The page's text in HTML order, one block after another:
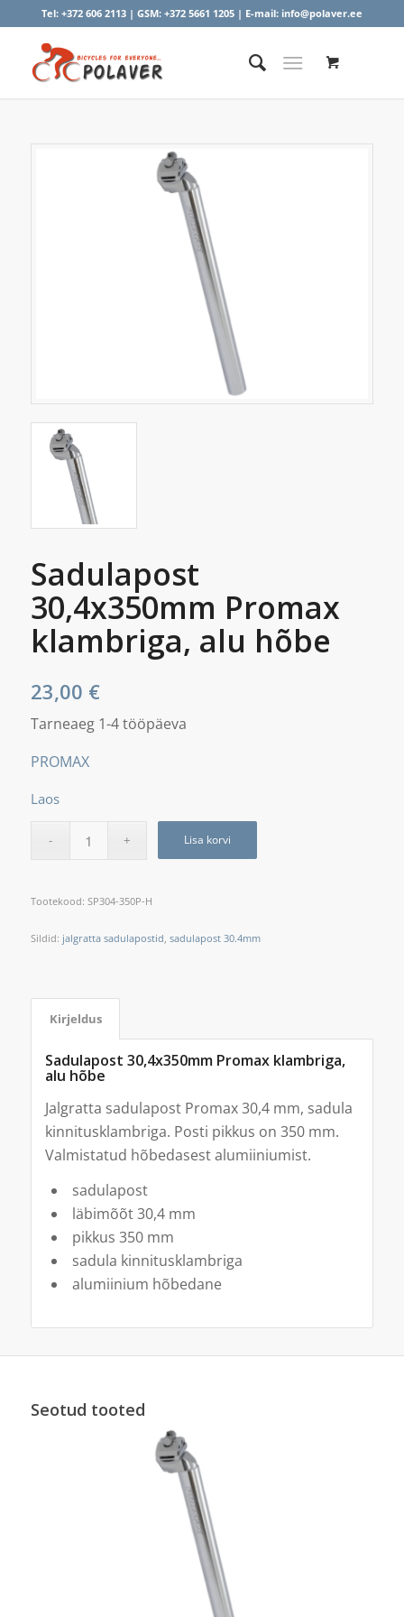
Tel: +372 606 2113| GSM: +372 5661 1205| E-mail: info@polaver.ee
Sadulapost
30,4x350mm Promax
klambriga, alu hõbe
23,00 €
Tarneaeg 1-4 tööpäeva
PROMAX
Laos
Lisa korvi
Tootekood: SP304-350P-H
Sildid: jalgratta sadulapostid, sadulapost 30.4mm
Kirjeldus
Sadulapost 30,4x350mm Promax klambriga,
alu hõbe
Jalgratta sadulapost Promax 30,4 mm, sadula
kinnitusklambriga. Posti pikkus on 350 mm.
Valmistatud hõbedasest alumiiniumist.
sadulapost
läbimõõt 30,4 mm
pikkus 350 mm
sadula kinnitusklambriga
alumiinium hõbedane
Seotud tooted